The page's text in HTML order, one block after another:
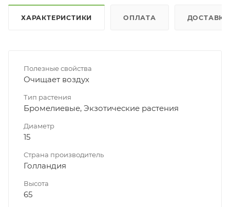
ХАРАКТЕРИСТИКИ ОПЛАТА ДОСТАВКА
Полезные свойства
Очищает воздух
Тип растения
Бромелиевые, Экзотические растения
Диаметр
15
Страна производитель
Голландия
Высота
65